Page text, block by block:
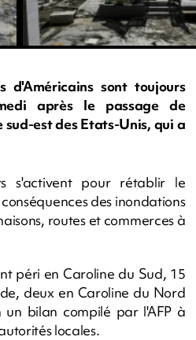
d'Américains sont toujours
après le passage de
est des Etats-Unis, qui a
s'activent pour rétablir le
des inondations
routes et commerces à
péri en Caroline du Sud, 15
deux en Caroline du Nord
un bilan compilé par l'AFP à
locales.